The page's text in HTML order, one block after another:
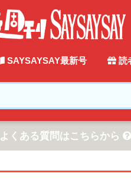
SAYSAYSAY最新号 読
よくある質問はこちらから